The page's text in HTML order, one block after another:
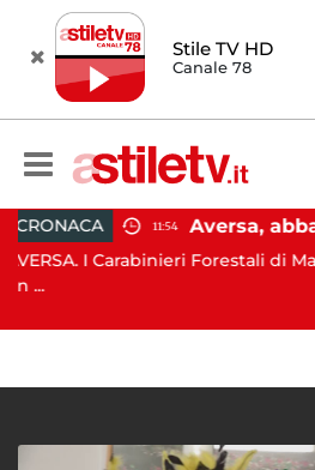
Stile TV HD
Canale 78
11:54
Forestali di Marcianise